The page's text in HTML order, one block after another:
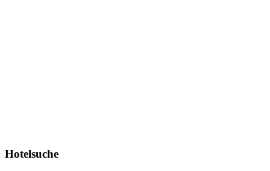
Hotelsuche